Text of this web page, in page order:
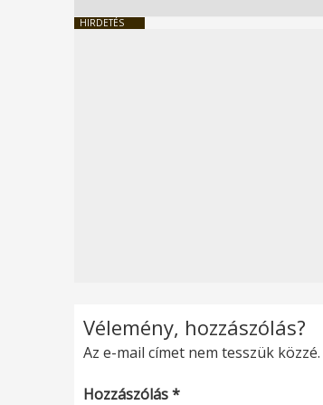
HIRDETÉS
Vélemény, hozzászólás?
Az e-mail címet nem tesszük közzé.
Hozzászólás*